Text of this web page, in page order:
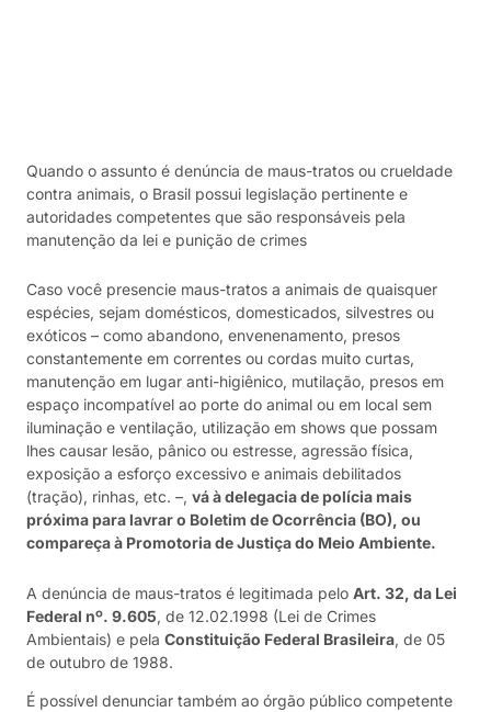
Quando o assunto é denúncia de maus-tratos ou crueldade
contra animais, o Brasil possui legislação pertinente e
autoridades competentes que são responsáveis pela
manutenção da lei e punição de crimes
Caso você presencie maus-tratos a animais de quaisquer
espécies, sejam domésticos, domesticados, silvestres ou
exóticos – como abandono, envenenamento, presos
constantemente em correntes ou cordas muito curtas,
manutenção em lugar anti-higiênico, mutilação, presos em
espaço incompatível ao porte do animal ou em local sem
iluminação e ventilação, utilização em shows que possam
lhes causar lesão, pânico ou estresse, agressão física,
exposição a esforço excessivo e animais debilitados
(tração), rinhas, etc. –, vá à delegacia de polícia mais
próxima para lavrar o Boletim de Ocorrência (BO), ou
compareça à Promotoria de Justiça do Meio Ambiente.
A denúncia de maus-tratos é legitimada pelo Art. 32, da Lei
Federal nº. 9.605, de 12.02.1998 (Lei de Crimes
Ambientais) e pela Constituição Federal Brasileira, de 05
de outubro de 1988.
É possível denunciar também ao órgão público competente